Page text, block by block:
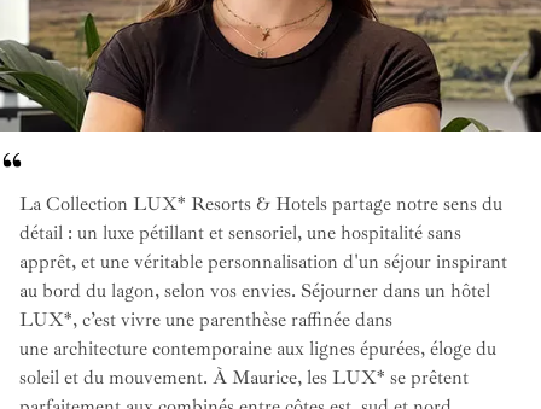
La Collection LUX* Resorts & Hotels partage notre sens du
détail : un luxe pétillant et sensoriel, une hospitalité sans
apprêt, et une véritable personnalisation d'un séjour inspirant
au bord du lagon, selon vos envies. Séjourner dans un hôtel
LUX*, c’est vivre une parenthèse raffinée dans
une architecture contemporaine aux lignes épurées, éloge du
soleil et du mouvement. À Maurice, les LUX* se prêtent